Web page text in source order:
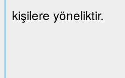
kişilere yöneliktir.